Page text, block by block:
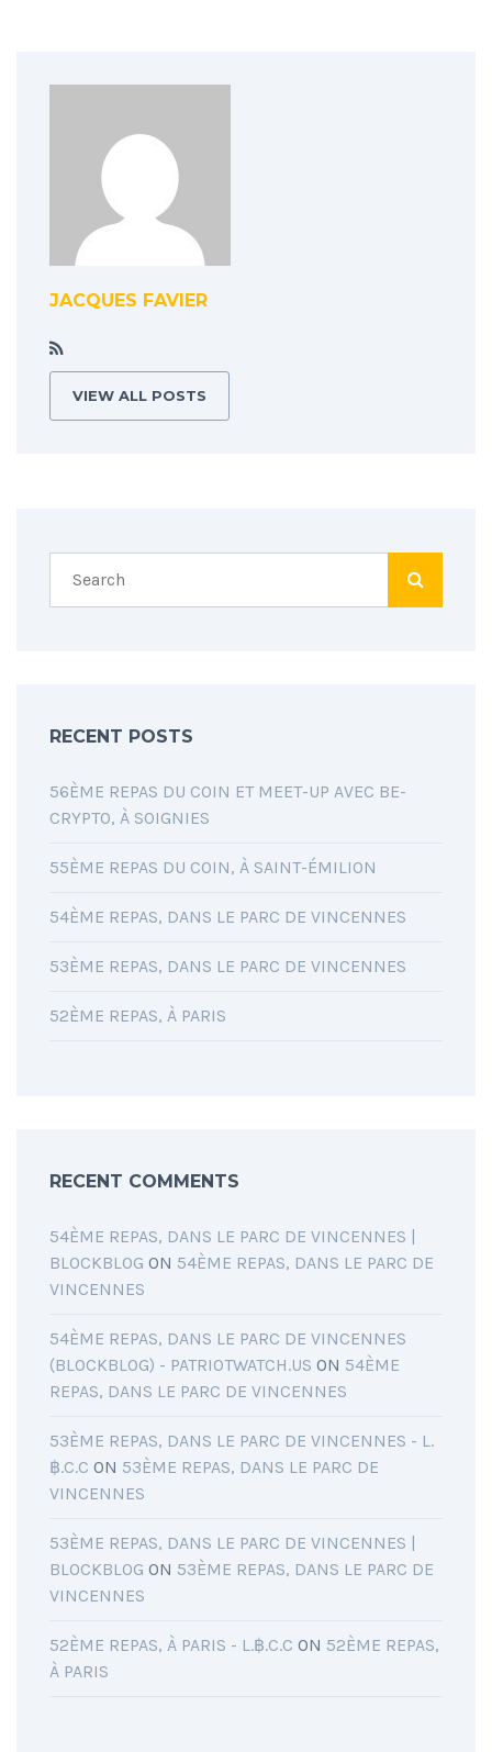
JACQUES FAVIER
VIEW ALL POSTS
RECENT POSTS
56ÈME REPAS DU COIN ET MEET-UP AVEC BE-
CRYPTO, À SOIGNIES
55ÈME REPAS DU COIN, À SAINT-ÉMILION
54ÈME REPAS, DANS LE PARC DE VINCENNES
53ÈME REPAS, DANS LE PARC DE VINCENNES
52ÈME REPAS, À PARIS
RECENT COMMENTS
54ÈME REPAS, DANS LE PARC DE VINCENNES |
BLOCKBLOG ON 54ÈME REPAS, DANS LE PARC DE
VINCENNES
54ÈME REPAS, DANS LE PARC DE VINCENNES
(BLOCKBLOG) - PATRIOTWATCH.US ON 54ÈME
REPAS, DANS LE PARC DE VINCENNES
53ÈME REPAS, DANS LE PARC DE VINCENNES - L.
฿.C.C ON 53ÈME REPAS, DANS LE PARC DE
VINCENNES
53ÈME REPAS, DANS LE PARC DE VINCENNES |
BLOCKBLOG ON 53ÈME REPAS, DANS LE PARC DE
VINCENNES
52ÈME REPAS, À PARIS - L.฿.C.C ON 52ÈME REPAS,
À PARIS